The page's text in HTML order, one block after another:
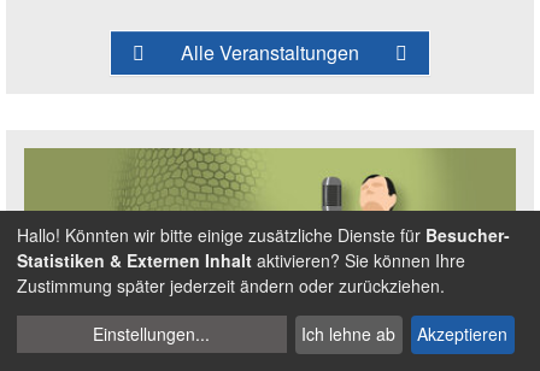
Alle Veranstaltungen
Fußballspruch des Jahres: Spruch
Cookies
verwalten
Hallo! Könnten wir bitte einige zusätzliche Dienste für Besucher-
Statistiken & Externen Inhalt aktivieren? Sie können Ihre
Zustimmung später jederzeit ändern oder zurückziehen.
Einstellungen... Ich lehne ab Akzeptieren